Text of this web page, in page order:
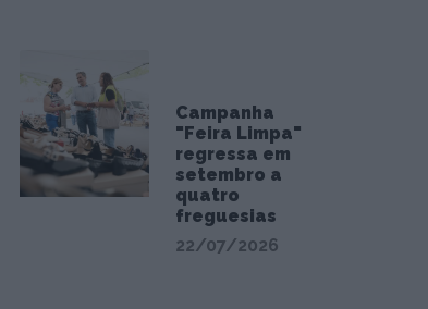
Campanha
"Feira Limpa"
regressa em
setembro a
quatro
freguesias
22/07/2026